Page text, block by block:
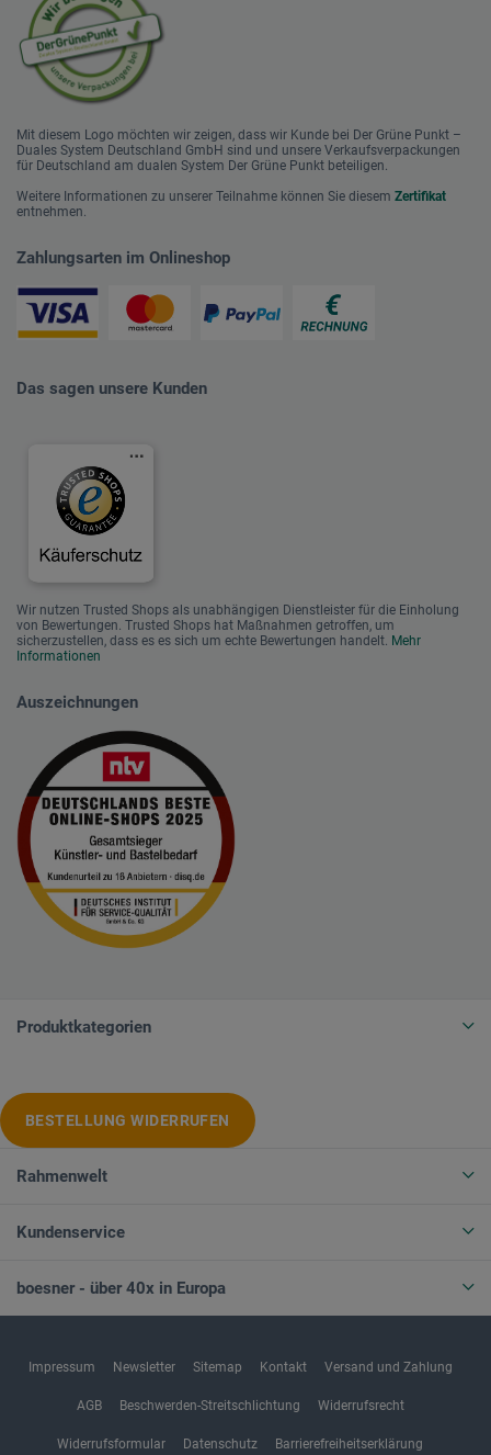
Mit diesem Logo möchten wir zeigen, dass wir Kunde bei Der Grüne Punkt –
Duales System Deutschland GmbH sind und unsere Verkaufsverpackungen
für Deutschland am dualen System Der Grüne Punkt beteiligen.
Weitere Informationen zu unserer Teilnahme können Sie diesem Zertifikat
entnehmen.
Zahlungsarten im Onlineshop
Das sagen unsere Kunden
Wir nutzen Trusted Shops als unabhängigen Dienstleister für die Einholung
von Bewertungen. Trusted Shops hat Maßnahmen getroffen, um
sicherzustellen, dass es es sich um echte Bewertungen handelt. Mehr
Informationen
Auszeichnungen
Produktkategorien
BESTELLUNG WIDERRUFEN
Rahmenwelt
Kundenservice
boesner - über 40x in Europa
Impressum Newsletter Sitemap Kontakt Versand und Zahlung
AGB Beschwerden-Streitschlichtung Widerrufsrecht
Widerrufsformular Datenschutz Barrierefreiheitserklärung